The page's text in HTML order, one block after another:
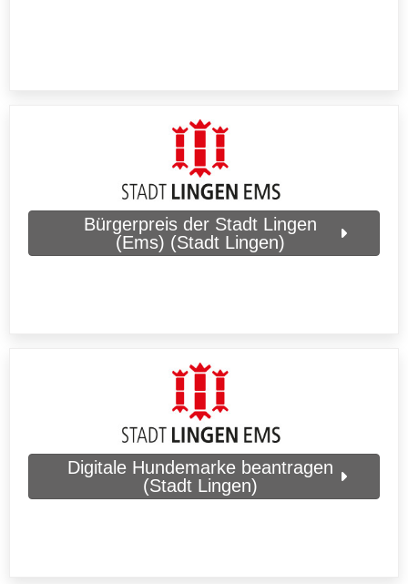
Bürgerpreis der Stadt Lingen
(Ems) (Stadt Lingen)
Digitale Hundemarke beantragen
(Stadt Lingen)